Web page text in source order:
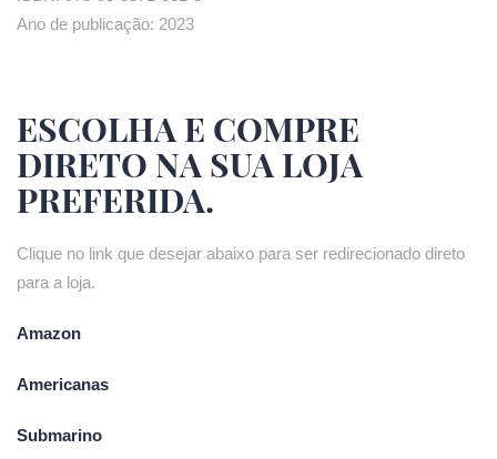
Ano de publicação: 2023
ESCOLHA E COMPRE
DIRETO NA SUA LOJA
PREFERIDA.
Clique no link que desejar abaixo para ser redirecionado direto
para a loja.
Amazon
Americanas
Submarino